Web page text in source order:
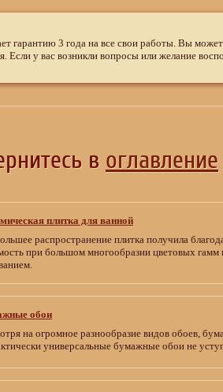
гарантию 3 года на все свои работы. Вы
Если у вас возникли вопросы или желание
в оглавление
плитка для ванной
распространение плитка получила
при большом многообразии цветовых
обои
на огромное разнообразие видов обоев,
универсальные бумажные обои не